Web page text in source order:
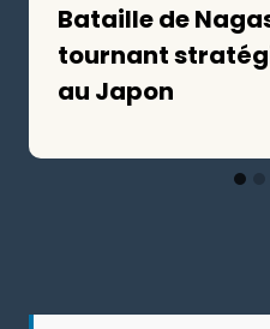
Bataille de
tournant
au Japon